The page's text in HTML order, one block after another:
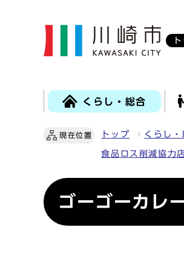
くらし・総合
現在位置 トップ くらし・
食品ロス削減協力
ゴーゴーカレ